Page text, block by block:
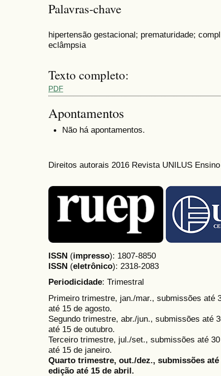
Palavras-chave
hipertensão gestacional; prematuridade;
eclâmpsia
Texto completo:
PDF
Apontamentos
Não há apontamentos.
Direitos autorais 2016 Revista UNILUS
ISSN (impresso): 1807-8850
ISSN (eletrônico): 2318-2083
Periodicidade: Trimestral
Primeiro trimestre, jan./mar., submissões até
até 15 de agosto.
Segundo trimestre, abr./jun., submissões até
até 15 de outubro.
Terceiro trimestre, jul./set., submissões até
até 15 de janeiro.
Quarto trimestre, out./dez., submissões
edição até 15 de abril.